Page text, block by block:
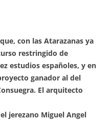
con las Atarazanas ya
restringido de
estudios españoles, y en
ganador al del
El arquitecto
jerezano Miguel Angel